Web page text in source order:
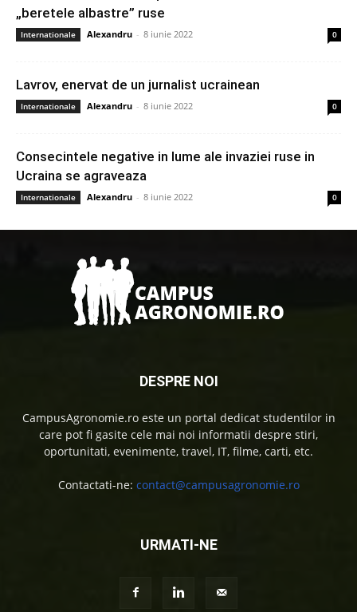
„beretele albastre” ruse
Internationale Alexandru - 8 iunie 2022 0
Lavrov, enervat de un jurnalist ucrainean
Internationale Alexandru - 8 iunie 2022 0
Consecintele negative in lume ale invaziei ruse in
Ucraina se agraveaza
Internationale Alexandru - 8 iunie 2022 0
DESPRE NOI
CampusAgronomie.ro este un portal dedicat studentilor in
care pot fi gasite cele mai noi informatii despre stiri,
oportunitati, evenimente, travel, IT, filme, carti, etc.
Contactati-ne: contact@campusagronomie.ro
URMATI-NE